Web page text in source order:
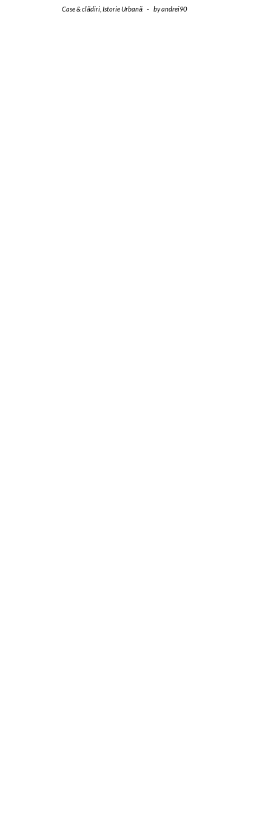
Case & clădiri Istorie Urbană - byandrei90